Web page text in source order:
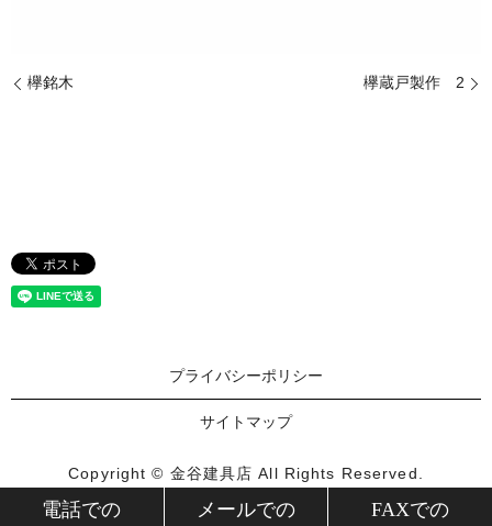
欅銘木 欅蔵戸製作 2
電話での
メールでの
FAXでの
プライバシーポリシー
サイトマップ
Copyright © 金谷建具店 All Rights Reserved.
【掲載の記事・写真・イラストなどの無断複写・転載を禁じ